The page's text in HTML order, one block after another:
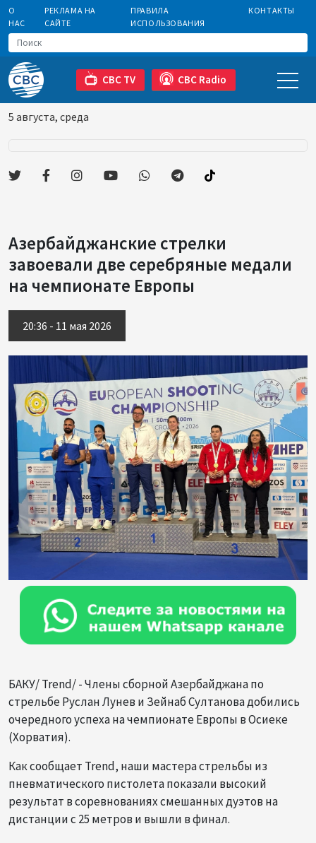
О
НАС
РЕКЛАМА НА
САЙТЕ
ПРАВИЛА
ИСПОЛЬЗОВАНИЯ
КОНТАКТЫ
CBC TV CBC Radio
5 августа, среда
Азербайджанские стрелки
завоевали две серебряные медали
на чемпионате Европы
20:36 - 11 мая 2026
БАКУ/ Trend/ - Члены сборной Азербайджана по
стрельбе Руслан Лунев и Зейнаб Султанова добились
очередного успеха на чемпионате Европы в Осиеке
(Хорватия).
Как сообщает Trend, наши мастера стрельбы из
пневматического пистолета показали высокий
результат в соревнованиях смешанных дуэтов на
дистанции с 25 метров и вышли в финал.